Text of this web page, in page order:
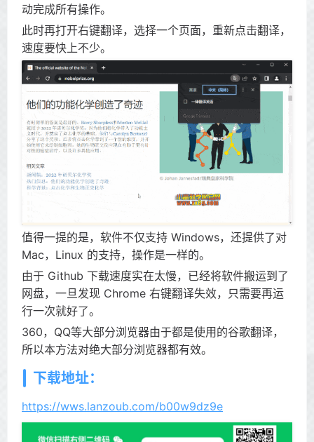
动完成所有操作。
此时再打开右键翻译，选择一个页面，重新点击翻译，
速度要快上不少。
值得一提的是，软件不仅支持 Windows，还提供了对
Mac，Linux 的支持，操作是一样的。
由于 Github 下载速度实在太慢，已经将软件搬运到了
网盘，一旦发现 Chrome 右键翻译失效，只需要再运
行一次就好了。
360，QQ等大部分浏览器由于都是使用的谷歌翻译，
所以本方法对绝大部分浏览器都有效。
下载地址：
https://wws.lanzoub.com/b00w9dz9e